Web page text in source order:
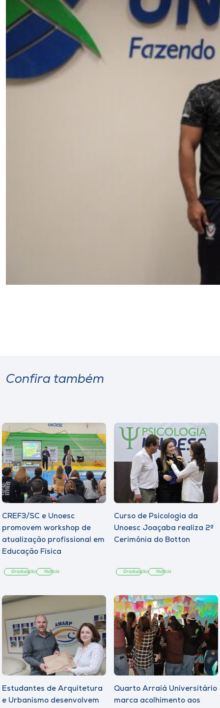
Confira também
CREF3/SC e Unoesc
promovem workshop de
atualização profissional em
Educação Física
Graduação Notícia
Curso de Psicologia da
Unoesc Joaçaba realiza 2ª
Cerimônia do Botton
Graduação Notícia
Estudantes de Arquitetura
e Urbanismo desenvolvem
Quarto Arraiá Universitário
marca acolhimento aos